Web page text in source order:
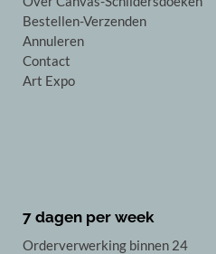
Bestellen-Verzenden
Annuleren
Contact
Art Expo
7 dagen per week
Orderverwerking binnen 24